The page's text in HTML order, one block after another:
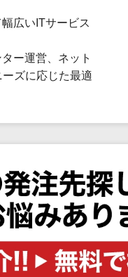
広いITサービス
ー運営、ネット
ズに応じた最適